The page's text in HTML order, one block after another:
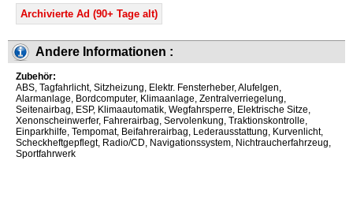
Archivierte Ad (90+ Tage alt)
Andere Informationen :
Zubehör:
ABS, Tagfahrlicht, Sitzheizung, Elektr. Fensterheber, Alufelgen,
Alarmanlage, Bordcomputer, Klimaanlage, Zentralverriegelung,
Seitenairbag, ESP, Klimaautomatik, Wegfahrsperre, Elektrische Sitze,
Xenonscheinwerfer, Fahrerairbag, Servolenkung, Traktionskontrolle,
Einparkhilfe, Tempomat, Beifahrerairbag, Lederausstattung, Kurvenlicht,
Scheckheftgepflegt, Radio/CD, Navigationssystem, Nichtraucherfahrzeug,
Sportfahrwerk